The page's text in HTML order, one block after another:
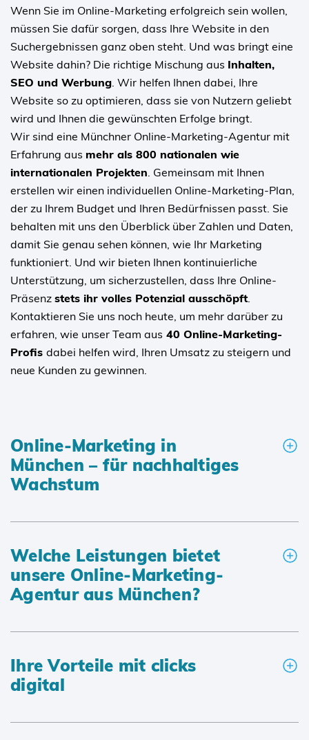
Wenn Sie im Online-Marketing erfolgreich sein wollen,
müssen Sie dafür sorgen, dass Ihre Website in den
Suchergebnissen ganz oben steht. Und was bringt eine
Website dahin? Die richtige Mischung aus Inhalten,
SEO und Werbung. Wir helfen Ihnen dabei, Ihre
Website so zu optimieren, dass sie von Nutzern geliebt
wird und Ihnen die gewünschten Erfolge bringt.
Wir sind eine Münchner Online-Marketing-Agentur mit
Erfahrung aus mehr als 800 nationalen wie
internationalen Projekten. Gemeinsam mit Ihnen
erstellen wir einen individuellen Online-Marketing-Plan,
der zu Ihrem Budget und Ihren Bedürfnissen passt. Sie
behalten mit uns den Überblick über Zahlen und Daten,
damit Sie genau sehen können, wie Ihr Marketing
funktioniert. Und wir bieten Ihnen kontinuierliche
Unterstützung, um sicherzustellen, dass Ihre Online-
Präsenz stets ihr volles Potenzial ausschöpft.
Kontaktieren Sie uns noch heute, um mehr darüber zu
erfahren, wie unser Team aus 40 Online-Marketing-
Profis dabei helfen wird, Ihren Umsatz zu steigern und
neue Kunden zu gewinnen.
Online-Marketing in
München – für nachhaltiges
Wachstum
Welche Leistungen bietet
unsere Online-Marketing-
Agentur aus München?
Ihre Vorteile mit clicks
digital